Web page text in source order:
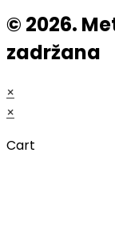
© 2026.
zadržana
×
×
Cart